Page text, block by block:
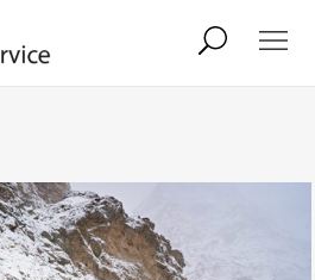
abbonamento
onpaper digital